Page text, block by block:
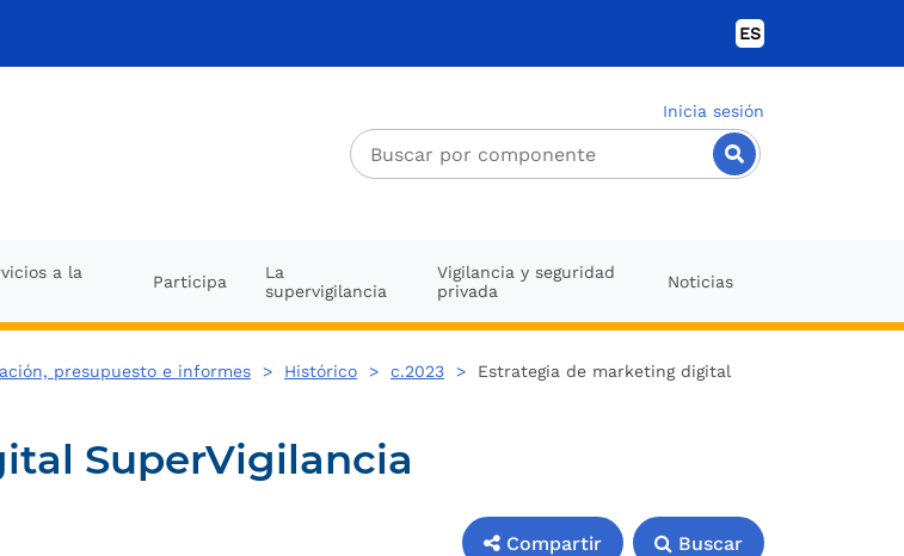
ES
Inicia sesión
a la
Participa
La
supervigilancia
Vigilancia y seguridad
privada
Noticias
presupuesto e informes > Histórico > c.2023 > Estrategia de marketing digital
SuperVigilancia
Compartir Buscar